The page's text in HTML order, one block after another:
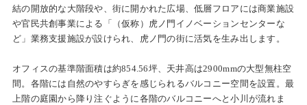
結の開放的な大階段や、街に開かれた広場、低層フロアには商業施設
や官民共創事業による「（仮称）虎ノ門イノベーションセンターな
ど」業務支援施設が設けられ、虎ノ門の街に活気を生み出します。
オフィスの基準階面積は約854.56坪、天井高は2900mmの大型無柱空
間。各階には自然のやすらぎを感じられるバルコニー空間を設置。最
上階の庭園から降り注ぐように各階のバルコニーへと小川が流れま